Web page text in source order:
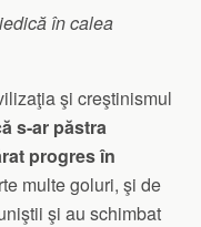
în calea
şi creştinismul
s-ar păstra
progres în
multe goluri, şi de
şi au schimbat